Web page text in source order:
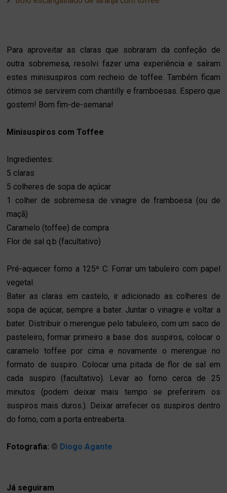
Para aproveitar as claras que sobraram da confeção de
outra sobremesa, resolvi fazer uma experiência e saíram
estes minisuspiros com recheio de toffee. Também ficam
ótimos se servirem com chantilly e framboesas. Espero que
gostem! Bom fim-de-semana!
Minisuspiros com Toffee
Ingredientes:
5 claras
5 colheres de sopa de açúcar
1 colher de sobremesa de vinagre de framboesa (ou de
maçã)
Caramelo (toffee) de compra
Flor de sal q.b (facultativo)
Pré-aquecer forno a 125º C. Forrar um tabuleiro com papel
vegetal.
Bater as claras em castelo, ir adicionado as colheres de
sopa de açúcar, sempre a bater. Juntar o vinagre e voltar a
bater. Distribuir o merengue pelo tabuleiro, com um saco de
pasteleiro, formar primeiro a base dos suspiros, colocar o
caramelo toffee por cima e novamente o merengue no
formato de suspiro. Colocar uma pitada de flor de sal em
cada suspiro (facultativo). Levar ao forno cerca de 25
minutos (podem deixar mais tempo se preferirem os
suspiros mais duros.). Deixar arrefecer os suspiros dentro
do forno, com a porta entreaberta.
Fotografia: © Diogo Agante
Já seguiram